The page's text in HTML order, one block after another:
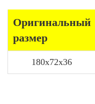
Оригинальный
размер
180x72x36